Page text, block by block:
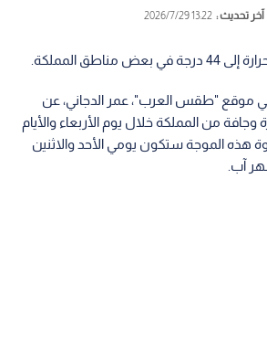
آخر تحديث :13:22 2026/7/29
مناطق المملكة.
موقع "طقس العرب"، عمر الدجاني، عن
وجافة من المملكة خلال يوم الأربعاء والأيام
هذه الموجة ستكون يومي الأحد والاثنين
آب.